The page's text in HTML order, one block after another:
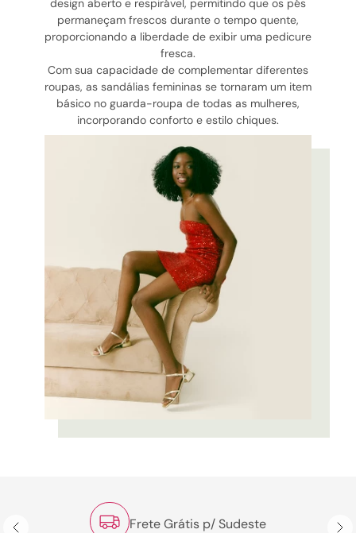
design aberto e respirável, permitindo que os pés
permaneçam frescos durante o tempo quente,
proporcionando a liberdade de exibir uma pedicure
fresca.
Com sua capacidade de complementar diferentes
roupas, as sandálias femininas se tornaram um item
básico no guarda-roupa de todas as mulheres,
incorporando conforto e estilo chiques.
Frete Grátis p/ Sudeste